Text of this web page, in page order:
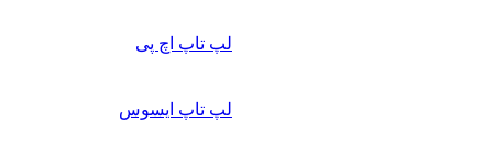
لپ تاپ اچ پی
لپ تاپ ایسوس